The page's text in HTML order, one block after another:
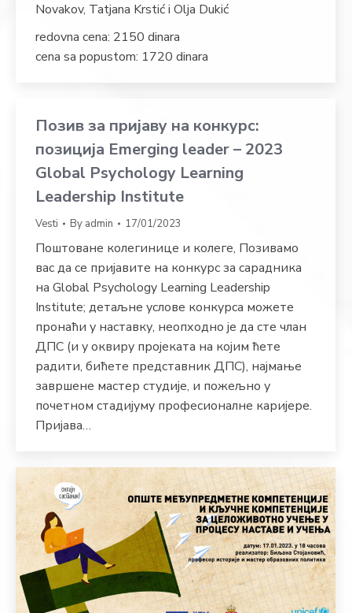
Novakov, Tatjana Krstić i Olja Dukić
redovna cena: 2150 dinara
cena sa popustom: 1720 dinara
Позив за пријаву на конкурс:
позиција Emerging leader – 2023
Global Psychology Learning
Leadership Institute
Vesti By admin 17/01/2023
Поштоване колегинице и колеге, Позивамо
вас да се пријавите на конкурс за сарадника
на Global Psychology Learning Leadership
Institute; детаљне услове конкурса можете
пронаћи у наставку, неопходно је да сте члан
ДПС (и у оквиру пројеката на којим ћете
радити, бићете представник ДПС), најмање
завршене мастер студије, и пожељно у
почетном стадијуму професионалне каријере.
Пријава…